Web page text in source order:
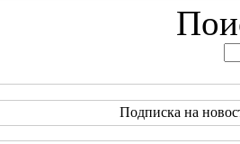
Подписка на